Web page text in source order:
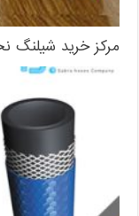
مرکز خرید شیلنگ